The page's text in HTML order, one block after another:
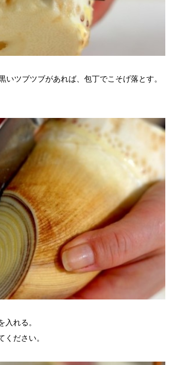
ツブツブがあれば、包丁でこそげ落とす。
入れる。
ください。